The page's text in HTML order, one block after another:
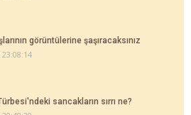
görüntülerine şaşıracaksınız
sancakların sırrı ne?